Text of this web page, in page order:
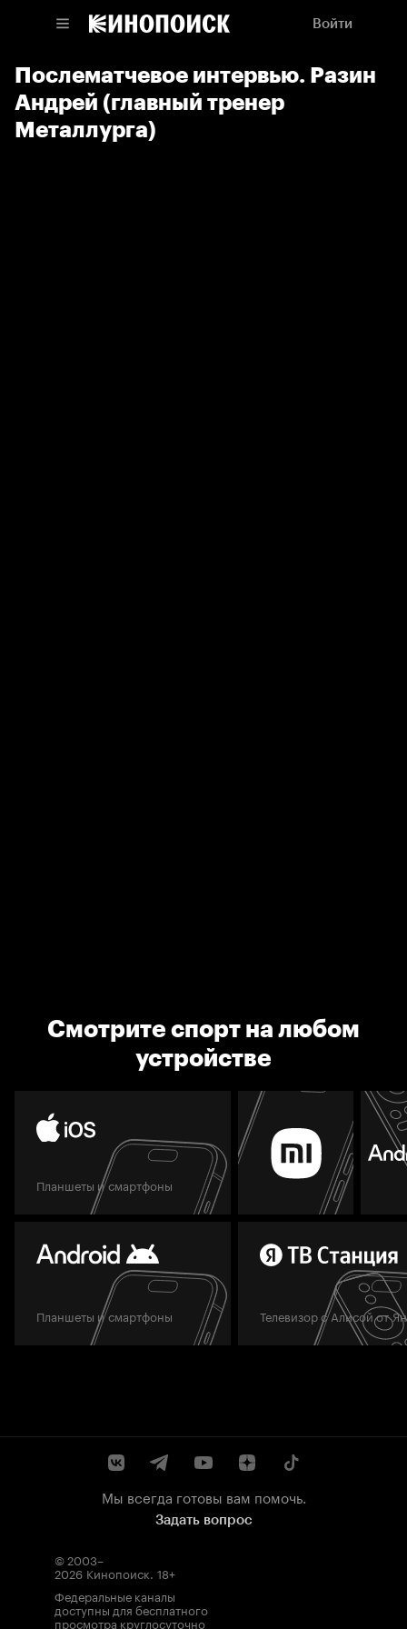
Войти
Послематчевое интервью. Разин
Андрей (главный тренер
Металлурга)
Смотрите спорт на любом
устройстве
Планшеты и смартфоны
Планшеты и смартфоны Телевизор с Алисой от
Мы всегда готовы вам помочь.
Задать вопрос
© 2003–
2026 Кинопоиск. 18+
Федеральные каналы
доступны для бесплатного
просмотра круглосуточно